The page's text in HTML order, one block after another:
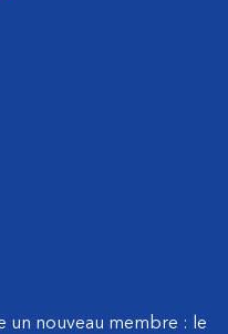
un nouveau membre : le